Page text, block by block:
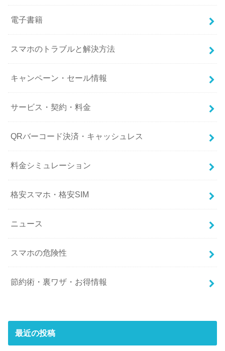
電子書籍
スマホのトラブルと解決方法
キャンペーン・セール情報
サービス・契約・料金
QRバーコード決済・キャッシュレス
料金シミュレーション
格安スマホ・格安SIM
ニュース
スマホの危険性
節約術・裏ワザ・お得情報
最近の投稿